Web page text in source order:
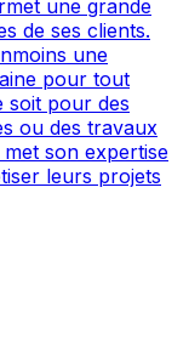
une grande
de ses clients.
une
pour tout
soit pour des
ou des travaux
son expertise
leurs projets